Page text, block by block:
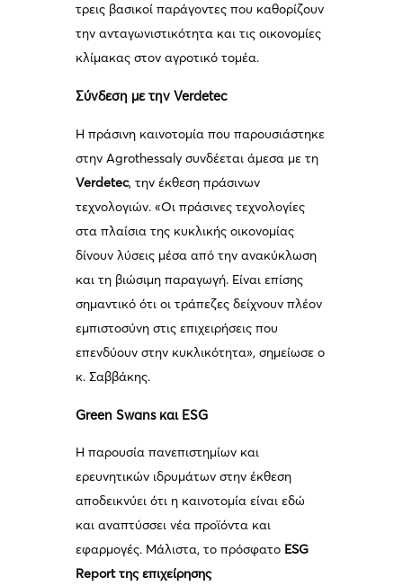
τρεις βασικοί παράγοντες που καθορίζουν
την ανταγωνιστικότητα και τις οικονομίες
κλίμακας στον αγροτικό τομέα.
Σύνδεση με την Verdetec
Η πράσινη καινοτομία που παρουσιάστηκε
στην Agrothessaly συνδέεται άμεσα με τη
Verdetec, την έκθεση πράσινων
τεχνολογιών. «Οι πράσινες τεχνολογίες
στα πλαίσια της κυκλικής οικονομίας
δίνουν λύσεις μέσα από την ανακύκλωση
και τη βιώσιμη παραγωγή. Είναι επίσης
σημαντικό ότι οι τράπεζες δείχνουν πλέον
εμπιστοσύνη στις επιχειρήσεις που
επενδύουν στην κυκλικότητα», σημείωσε ο
κ. Σαββάκης.
Green Swans και ESG
Η παρουσία πανεπιστημίων και
ερευνητικών ιδρυμάτων στην έκθεση
αποδεικνύει ότι η καινοτομία είναι εδώ
και αναπτύσσει νέα προϊόντα και
εφαρμογές. Μάλιστα, το πρόσφατο ESG
Report της επιχείρησης